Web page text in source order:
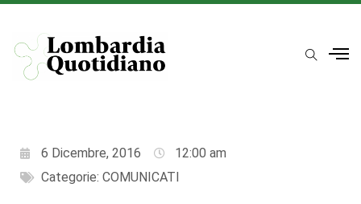
6 Dicembre, 2016
12:00 am
Categorie: COMUNICATI